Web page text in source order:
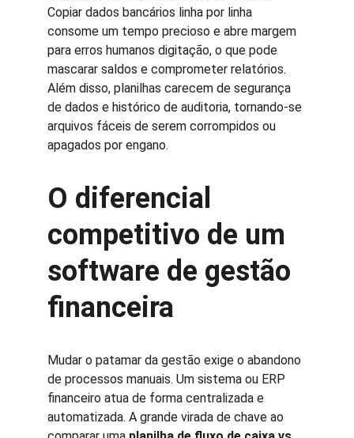
Copiar dados bancários linha por linha
consome um tempo precioso e abre margem
para erros humanos digitação, o que pode
mascarar saldos e comprometer relatórios.
Além disso, planilhas carecem de segurança
de dados e histórico de auditoria, tornando-se
arquivos fáceis de serem corrompidos ou
apagados por engano.
O diferencial
competitivo de um
software de gestão
financeira
Mudar o patamar da gestão exige o abandono
de processos manuais. Um sistema ou ERP
financeiro atua de forma centralizada e
automatizada. A grande virada de chave ao